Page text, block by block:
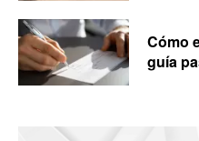
Cómo
guía